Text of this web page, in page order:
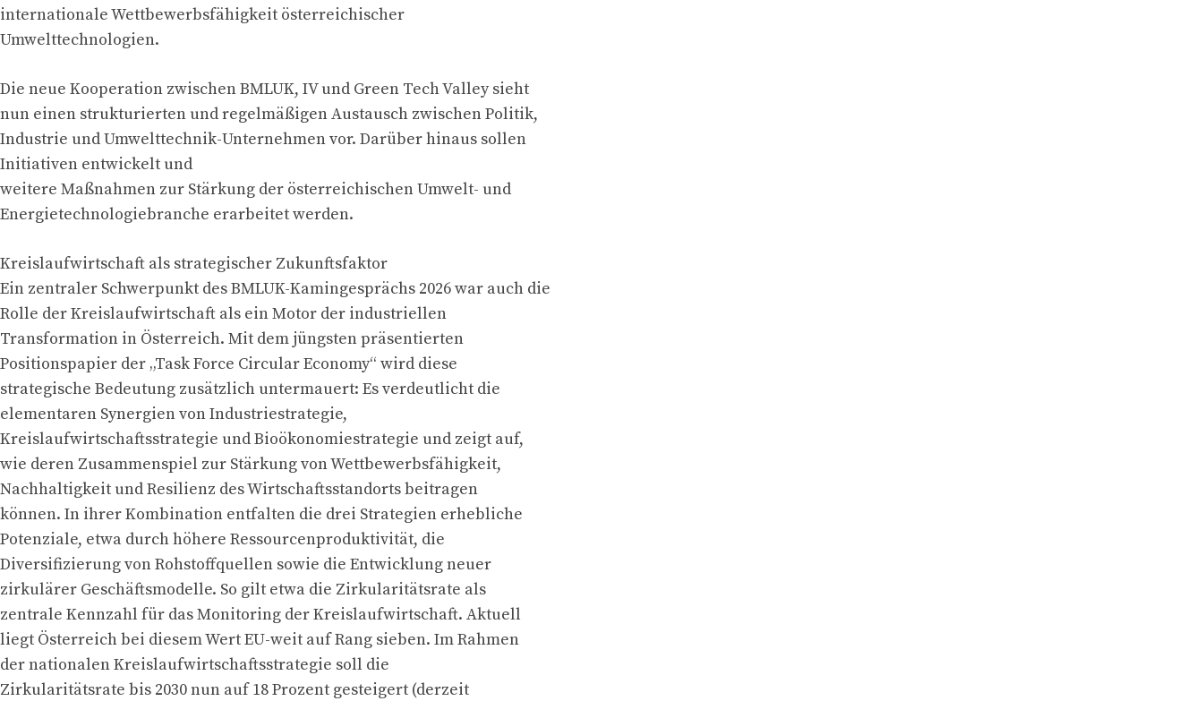
internationale Wettbewerbsfähigkeit österreichischer
Umwelttechnologien.
Die neue Kooperation zwischen BMLUK, IV und Green Tech Valley sieht
nun einen strukturierten und regelmäßigen Austausch zwischen Politik,
Industrie und Umwelttechnik-Unternehmen vor. Darüber hinaus sollen
Initiativen entwickelt und
weitere Maßnahmen zur Stärkung der österreichischen Umwelt- und
Energietechnologiebranche erarbeitet werden.
Kreislaufwirtschaft als strategischer Zukunftsfaktor
Ein zentraler Schwerpunkt des BMLUK-Kamingesprächs 2026 war auch die
Rolle der Kreislaufwirtschaft als ein Motor der industriellen
Transformation in Österreich. Mit dem jüngsten präsentierten
Positionspapier der „Task Force Circular Economy“ wird diese
strategische Bedeutung zusätzlich untermauert: Es verdeutlicht die
elementaren Synergien von Industriestrategie,
Kreislaufwirtschaftsstrategie und Bioökonomiestrategie und zeigt auf,
wie deren Zusammenspiel zur Stärkung von Wettbewerbsfähigkeit,
Nachhaltigkeit und Resilienz des Wirtschaftsstandorts beitragen
können. In ihrer Kombination entfalten die drei Strategien erhebliche
Potenziale, etwa durch höhere Ressourcenproduktivität, die
Diversifizierung von Rohstoffquellen sowie die Entwicklung neuer
zirkulärer Geschäftsmodelle. So gilt etwa die Zirkularitätsrate als
zentrale Kennzahl für das Monitoring der Kreislaufwirtschaft. Aktuell
liegt Österreich bei diesem Wert EU-weit auf Rang sieben. Im Rahmen
der nationalen Kreislaufwirtschaftsstrategie soll die
Zirkularitätsrate bis 2030 nun auf 18 Prozent gesteigert (derzeit